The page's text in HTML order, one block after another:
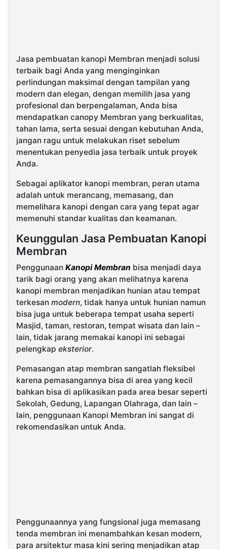
Jasa pembuatan kanopi Membran menjadi solusi
terbaik bagi Anda yang menginginkan
perlindungan maksimal dengan tampilan yang
modern dan elegan, dengan memilih jasa yang
profesional dan berpengalaman, Anda bisa
mendapatkan canopy Membran yang berkualitas,
tahan lama, serta sesuai dengan kebutuhan Anda,
jangan ragu untuk melakukan riset sebelum
menentukan penyedia jasa terbaik untuk proyek
Anda.
Sebagai aplikator kanopi membran, peran utama
adalah untuk merancang, memasang, dan
memelihara kanopi dengan cara yang tepat agar
memenuhi standar kualitas dan keamanan.
Keunggulan Jasa Pembuatan Kanopi
Membran
Penggunaan Kanopi Membran bisa menjadi daya
tarik bagi orang yang akan melihatnya karena
kanopi membran menjadikan hunian atau tempat
terkesan modern, tidak hanya untuk hunian namun
bisa juga untuk beberapa tempat usaha seperti
Masjid, taman, restoran, tempat wisata dan lain –
lain, tidak jarang memakai kanopi ini sebagai
pelengkap eksterior.
Pemasangan atap membran sangatlah fleksibel
karena pemasangannya bisa di area yang kecil
bahkan bisa di aplikasikan pada area besar seperti
Sekolah, Gedung, Lapangan Olahraga, dan lain –
lain, penggunaan Kanopi Membran ini sangat di
rekomendasikan untuk Anda.
Penggunaannya yang fungsional juga memasang
tenda membran ini menambahkan kesan modern,
para arsitektur masa kini sering menjadikan atap